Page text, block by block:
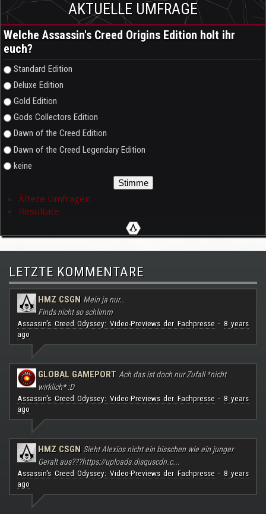
AKTUELLE UMFRAGE
Welche Assassin's Creed Origins Edition holt ihr
euch?
Auswahlmöglichkeiten
Standard Edition
Deluxe Edition
Gold Edition
Gods Collectors Edition
Dawn of the Creed Edition
Dawn of the Creed Legendary Edition
keine
Ältere Umfragen
Resultate
LETZTE KOMMENTARE
HMZ CSGN Mein ja nur..
Finds nicht so schlimm
Assassin's Creed Odyssey: Video-Previews der Fachpresse· 8 years
ago
GLOBAL GAMEPORT Ach das ist doch nur Zufall *nicht
wirklich* :D
Assassin's Creed Odyssey: Video-Previews der Fachpresse· 8 years
ago
HMZ CSGN Sieht Alexios nicht ein bisschen wie ein junger
Geralt aus???https://uploads.disquscdn.c...
Assassin's Creed Odyssey: Video-Previews der Fachpresse· 8 years
ago